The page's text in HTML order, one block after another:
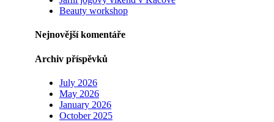
Beauty workshop
Nejnovější komentáře
Archiv příspěvků
July 2026
May 2026
January 2026
October 2025